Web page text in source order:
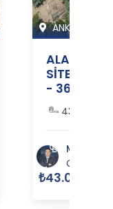
ANKARA
SİTESİ'NDE
- 364350
430 m
Murat
CB
₺43.000.000